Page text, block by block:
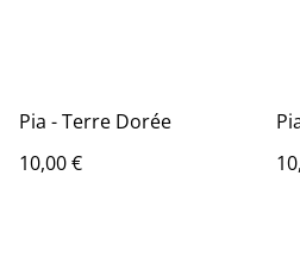
Pia - Terre Dorée
10,00 €